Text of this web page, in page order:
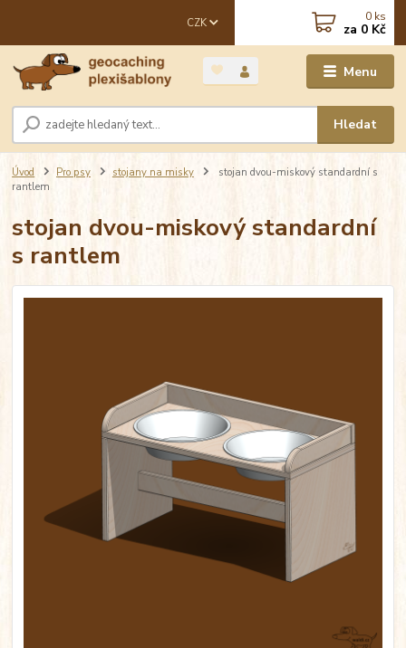
Menu
CZK
Hledat
0 ks
za 0 Kč
Úvod Pro psy stojany na misky
stojan dvou-miskový standardní s
rantlem
stojan dvou-miskový standardní
s rantlem